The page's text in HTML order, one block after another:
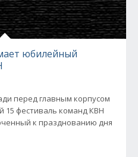
юбилейный
перед главным корпусом
15 фестиваль команд КВН
к празднованию дня